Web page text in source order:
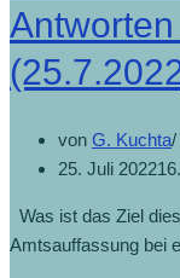
von G. Kuchta
25. Juli 2022
Was ist das Ziel
Amtsauffassung bei